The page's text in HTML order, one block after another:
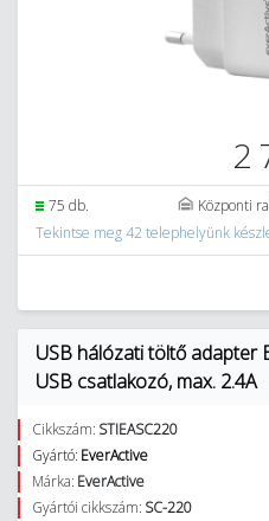
2
75 db. Központi
Tekintse meg 42 telephelyünk
USB hálózati töltő adapter
USB csatlakozó, max. 2.4A
Cikkszám: STIEASC220
Gyártó: EverActive
Márka: EverActive
Gyártói cikkszám: SC-220